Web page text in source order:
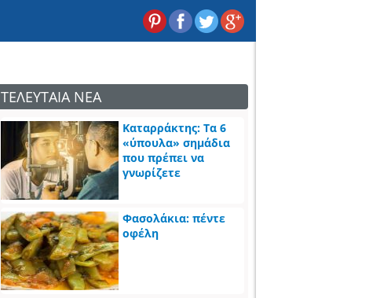
ΤΕΛΕΥΤΑΙΑ ΝΕΑ
Καταρράκτης: Τα 6
«ύπουλα» σημάδια
που πρέπει να
γνωρίζετε
Φασολάκια: πέντε
οφέλη